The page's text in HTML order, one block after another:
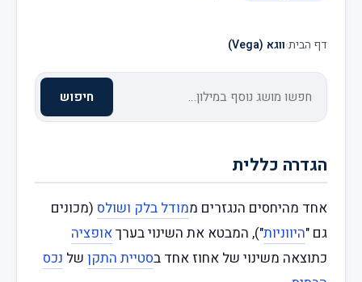
דף הבית›ווגא (Vega)
חיפוש
הגדרה כללית
אחד מהיחסים הנגזרים ממודל בלק ושולס (מכונים
גם "היווניות"), המבטא את השינוי בערךאופציה
כתוצאה משינוי של אחוז אחד בסטיית התקן של נכס